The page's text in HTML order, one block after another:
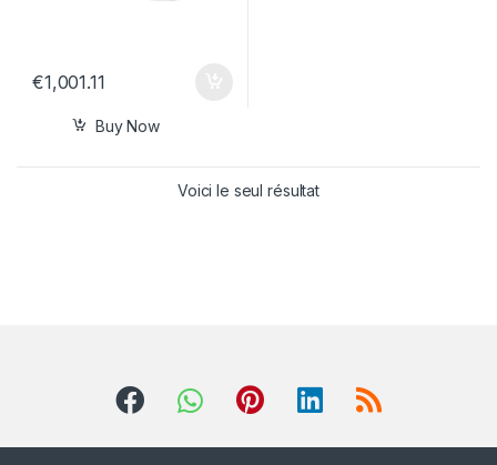
€1,001.11
Buy Now
Voici le seul résultat